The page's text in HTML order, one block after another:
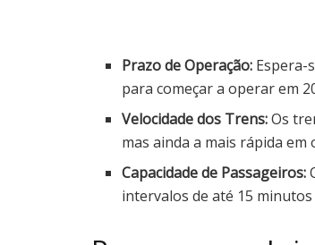
Prazo de Operação: Espera-
para começar a operar em
Velocidade dos Trens:Os
mas ainda a mais rápida
Capacidade de Passageiros:
intervalos de até 15